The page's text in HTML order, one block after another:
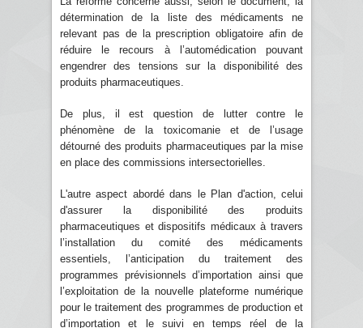
détermination de la liste des médicaments ne
relevant pas de la prescription obligatoire afin de
réduire le recours à l’automédication pouvant
engendrer des tensions sur la disponibilité des
produits pharmaceutiques.
De plus, il est question de lutter contre le
phénomène de la toxicomanie et de l’usage
détourné des produits pharmaceutiques par la mise
en place des commissions intersectorielles.
L'autre aspect abordé dans le Plan d'action, celui
d'assurer la disponibilité des produits
pharmaceutiques et dispositifs médicaux à travers
l’installation du comité des médicaments
essentiels, l’anticipation du traitement des
programmes prévisionnels d’importation ainsi que
l’exploitation de la nouvelle plateforme numérique
pour le traitement des programmes de production et
d’importation et le suivi en temps réel de la